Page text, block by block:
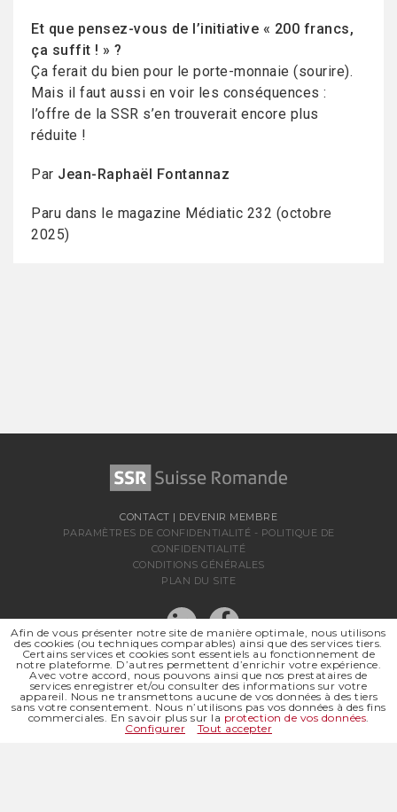
Et que pensez-vous de l’initiative « 200 francs,
ça suffit ! » ?
Ça ferait du bien pour le porte-monnaie (sourire).
Mais il faut aussi en voir les conséquences :
l’offre de la SSR s’en trouverait encore plus
réduite !
Par Jean-Raphaël Fontannaz
Paru dans le magazine Médiatic 232 (octobre
2025)
CONTACT | DEVENIR MEMBRE
PARAMÈTRES DE CONFIDENTIALITÉ - POLITIQUE DE
CONFIDENTIALITÉ
CONDITIONS GÉNÉRALES
PLAN DU SITE
SSR SUISSE ROMANDE
SOCIÉTÉ RÉGIONALE DE
Afin de vous présenter notre site de manière optimale, nous utilisons
des cookies (ou techniques comparables) ainsi que des services tiers.
Certains services et cookies sont essentiels au fonctionnement de
notre plateforme. D’autres permettent d’enrichir votre expérience.
Avec votre accord, nous pouvons ainsi que nos prestataires de
services enregistrer et/ou consulter des informations sur votre
appareil. Nous ne transmettons aucune de vos données à des tiers
sans votre consentement. Nous n’utilisons pas vos données à des fins
commerciales. En savoir plus sur la protection de vos données.
Configurer
Tout accepter